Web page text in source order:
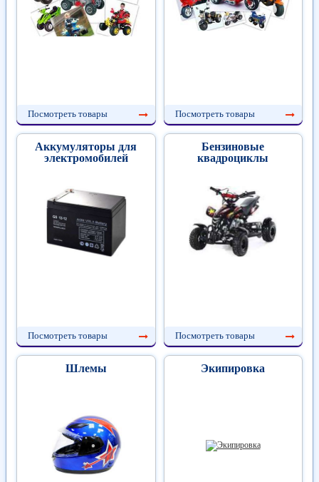
Посмотреть товары Посмотреть товары
Аккумуляторы для
электромобилей
Посмотреть товары
Бензиновые
квадроциклы
Посмотреть товары
Шлемы Экипировка